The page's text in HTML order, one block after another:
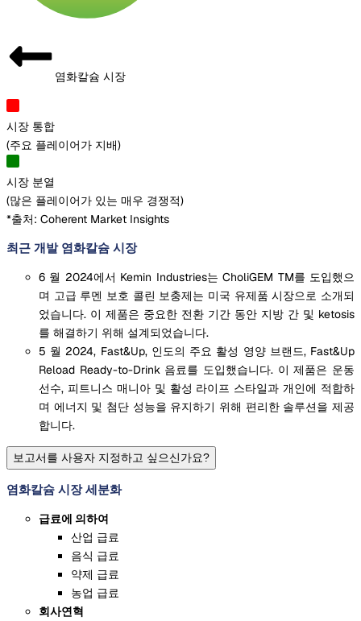
염화칼슘 시장
시장 통합
(주요 플레이어가 지배)
시장 분열
(많은 플레이어가 있는 매우 경쟁적)
*출처: Coherent Market Insights
최근 개발 염화칼슘 시장
6 월 2024에서 Kemin Industries는 CholiGEM TM를 도입했으
며 고급 루멘 보호 콜린 보충제는 미국 유제품 시장으로 소개되
었습니다. 이 제품은 중요한 전환 기간 동안 지방 간 및 ketosis
를 해결하기 위해 설계되었습니다.
5 월 2024, Fast&Up, 인도의 주요 활성 영양 브랜드, Fast&Up
Reload Ready-to-Drink 음료를 도입했습니다. 이 제품은 운동
선수, 피트니스 매니아 및 활성 라이프 스타일과 개인에 적합하
며 에너지 및 첨단 성능을 유지하기 위해 편리한 솔루션을 제공
합니다.
보고서를 사용자 지정하고 싶으신가요?
염화칼슘 시장 세분화
급료에 의하여
산업 급료
음식 급료
약제 급료
농업 급료
회사연혁